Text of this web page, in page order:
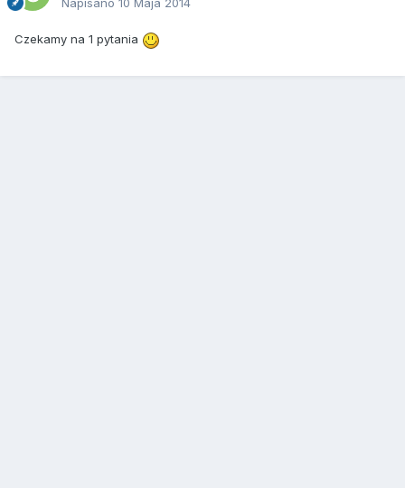
Napisano 10 Maja 2014
Czekamy na 1 pytania